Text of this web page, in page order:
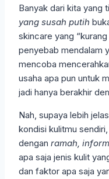
Banyak dari kita yang
yang susah putih
skincare yang
penyebab mendalam
mencoba
usaha apa pun untuk
jadi hanya berakhir
Nah, supaya lebih
kondisi kulitmu
dengan ramah,
apa saja jenis kulit
dan faktor apa saja